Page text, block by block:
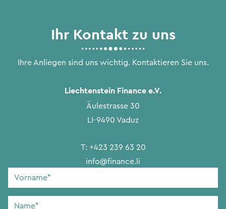
Ihr Kontakt zu uns
Ihre Anliegen sind uns wichtig. Kontaktieren Sie uns.
Liechtenstein Finance e.V.
Äulestrasse 30
LI-9490 Vaduz
T: +423 239 63 20
info@finance.li
Vorname
Name